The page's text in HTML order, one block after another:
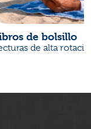
de bolsillo
de alta